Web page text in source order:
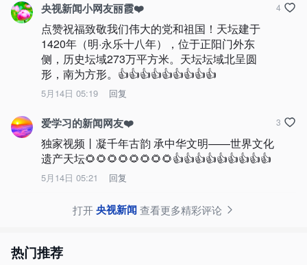
央视新闻小网友丽霞❤️
点赞祝福致敬我们伟大的党和祖国！天坛建于
1420年（明·永乐十八年），位于正阳门外东
侧，历史坛域273万平方米。天坛坛域北呈圆
形，南为方形。👍👍👍👍👍👍👍👍👍
5月14日 05:19 回复
4
爱学习的新闻网友❤️
独家视频丨凝千年古韵 承中华文明——世界文化
遗产天坛🌻🌻🌻🌻🌻🌻🌻🌻👍👍👍👍👍👍👍👍👍
5月14日 05:21 回复
3
打开央视新闻查看更多精彩评论
热门推荐